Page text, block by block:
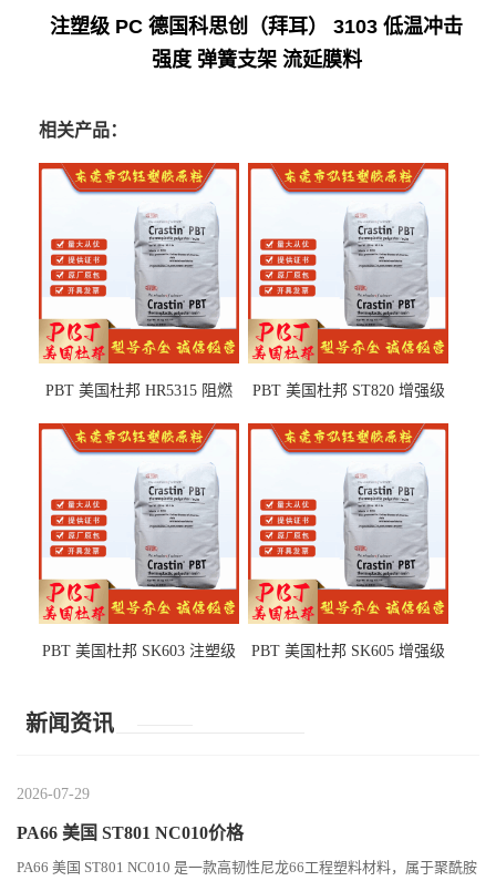
注塑级 PC 德国科思创（拜耳） 3103 低温冲击
强度 弹簧支架 流延膜料
相关产品：
PBT 美国杜邦 HR5315 阻燃
部件
PBT 美国杜邦 ST820 增强级
PBT 美国杜邦 SK603 注塑级
PBT 美国杜邦 SK605 增强级
新闻资讯
2026-07-29
PA66 美国 ST801 NC010价格
PA66 美国 ST801 NC010 是一款高韧性尼龙66工程塑料材料，属于聚酰胺